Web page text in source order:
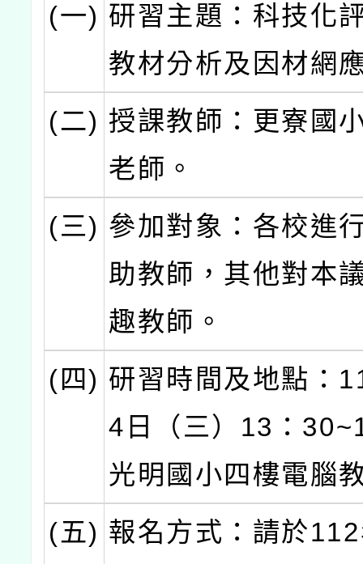
(一) 研習主題：科技化
教材分析及因材網
(二) 授課教師：更寮國
老師。
(三) 參加對象：各校進
助教師，其他對本
趣教師。
(四) 研習時間及地點：
4日（三）13：
光明國小四樓電腦
(五) 報名方式：請於